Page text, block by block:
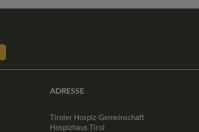
ADRESSE
Tiroler Hospiz-Gemeinschaft
Hospizhaus Tirol